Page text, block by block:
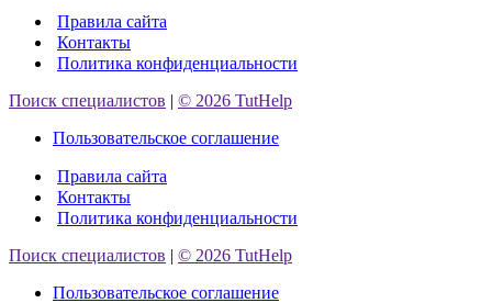
Правила сайта
Контакты
Политика конфиденциальности
Поиск специалистов | © 2026 TutHelp
Пользовательское соглашение
Правила сайта
Контакты
Политика конфиденциальности
Поиск специалистов | © 2026 TutHelp
Пользовательское соглашение